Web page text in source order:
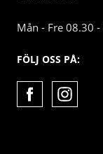
Mån - Fre 08.30
FÖLJ OSS PÅ: